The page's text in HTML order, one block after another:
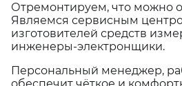
Отремонтируем, что можно
Являемся сервисным
изготовителей средств
инженеры-электронщики.
Персональный менеджер,